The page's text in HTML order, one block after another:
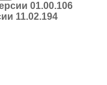
01.00.106
11.02.194